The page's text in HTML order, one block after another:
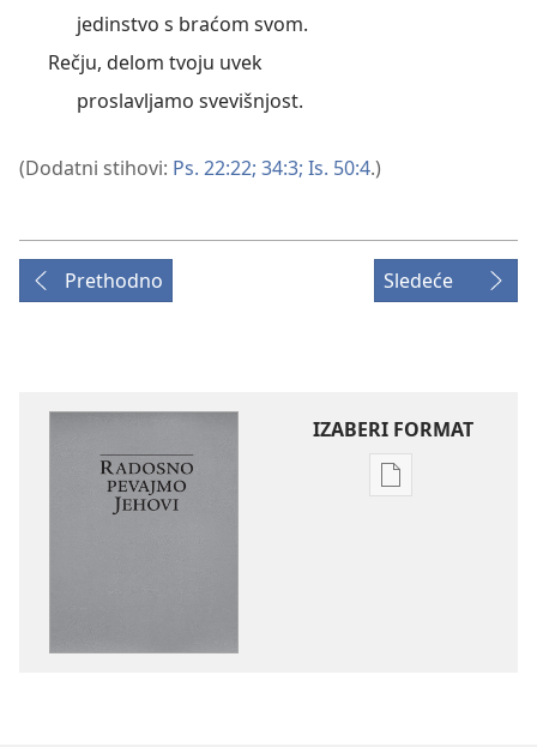
jedinstvo s braćom svom.
Rečju, delom tvoju uvek
proslavljamo svevišnjost.
(Dodatni stihovi: Ps. 22:22; 34:3; Is. 50:4.)
Prethodno Sledeće
IZABERI FORMAT
Formati